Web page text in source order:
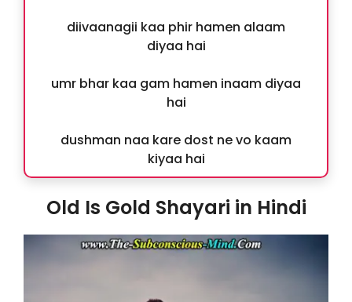
diivaanagii kaa phir hamen alaam
diyaa hai
umr bhar kaa gam hamen inaam diyaa
hai
dushman naa kare dost ne vo kaam
kiyaa hai
Old Is Gold Shayari in Hindi